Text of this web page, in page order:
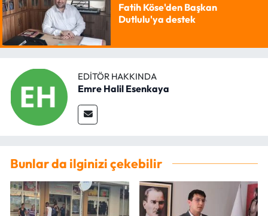
Fatih Köse'den Başkan
Dutlulu'ya destek
EDITÖR HAKKINDA
Emre Halil Esenkaya
Bunlar da ilginizi çekebilir